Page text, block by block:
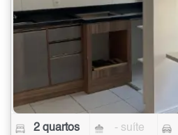
2 quartos - suíte